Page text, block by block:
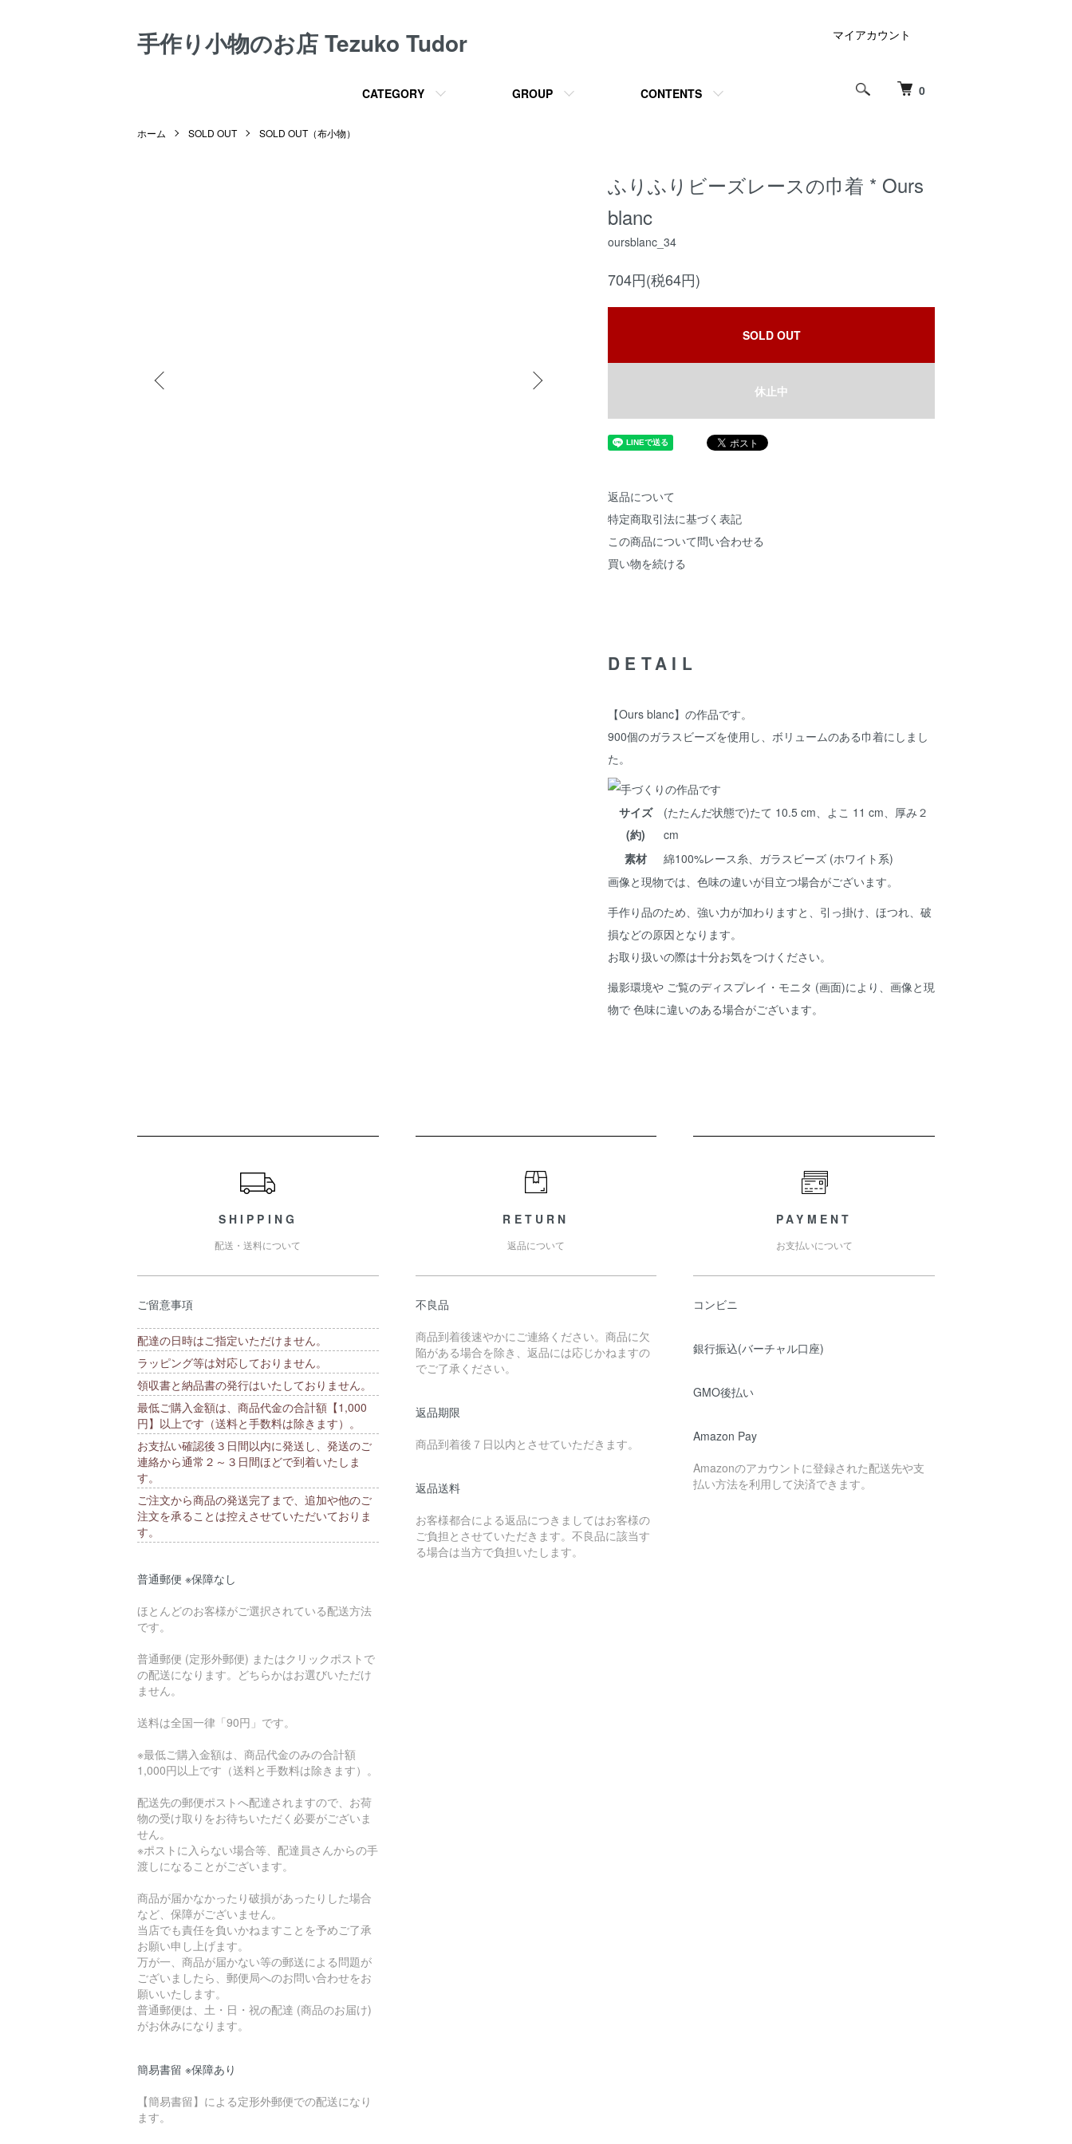
手作り小物のお店 Tezuko Tudor
0
CATEGORY GROUP CONTENTS
マイアカウント
ホーム SOLD OUT SOLD OUT（布小物）
ふりふりビーズレースの巾着 * Ours
blanc
oursblanc_34
704円(税64円)
SOLD OUT
休止中
返品について
特定商取引法に基づく表記
この商品について問い合わせる
買い物を続ける
DETAIL
【Ours blanc】の作品です。
900個のガラスビーズを使用し、ボリュームのある巾着にしまし
た。
サイズ
(約)
(たたんだ状態で)たて 10.5 cm、よこ 11 cm、厚み２
cm
素材
綿100%レース糸、ガラスビーズ (ホワイト系)
画像と現物では、色味の違いが目立つ場合がございます。
手作り品のため、強い力が加わりますと、引っ掛け、ほつれ、破
損などの原因となります。
お取り扱いの際は十分お気をつけください。
撮影環境や ご覧のディスプレイ・モニタ (画面)により、画像と現
物で 色味に違いのある場合がございます。
SHIPPING
配送・送料について
ご留意事項
配達の日時はご指定いただけません。
ラッピング等は対応しておりません。
領収書と納品書の発行はいたしておりません。
最低ご購入金額は、商品代金の合計額【1,000
円】以上です（送料と手数料は除きます）。
お支払い確認後３日間以内に発送し、発送のご
連絡から通常２～３日間ほどで到着いたしま
す。
ご注文から商品の発送完了まで、追加や他のご
注文を承ることは控えさせていただいておりま
す。
普通郵便 ※保障なし
ほとんどのお客様がご選択されている配送方法
です。
普通郵便 (定形外郵便) またはクリックポストで
の配送になります。どちらかはお選びいただけ
ません。
送料は全国一律「90円」です。
※最低ご購入金額は、商品代金のみの合計額
1,000円以上です（送料と手数料は除きます）。
配送先の郵便ポストへ配達されますので、お荷
物の受け取りをお待ちいただく必要がございま
せん。
※ポストに入らない場合等、配達員さんからの手
渡しになることがございます。
商品が届かなかったり破損があったりした場合
など、保障がございません。
当店でも責任を負いかねますことを予めご了承
お願い申し上げます。
万が一、商品が届かない等の郵送による問題が
ございましたら、郵便局へのお問い合わせをお
願いいたします。
普通郵便は、土・日・祝の配達 (商品のお届け)
がお休みになります。
簡易書留 ※保障あり
【簡易書留】による定形外郵便での配送になり
ます。
RETURN
返品について
不良品
商品到着後速やかにご連絡ください。商品に欠
陥がある場合を除き、返品には応じかねますの
でご了承ください。
返品期限
商品到着後７日以内とさせていただきます。
返品送料
お客様都合による返品につきましてはお客様の
ご負担とさせていただきます。不良品に該当す
る場合は当方で負担いたします。
PAYMENT
お支払いについて
コンビニ
銀行振込(バーチャル口座)
GMO後払い
Amazon Pay
Amazonのアカウントに登録された配送先や支
払い方法を利用して決済できます。